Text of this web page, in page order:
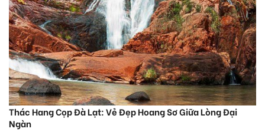
Thác Hang Cọp Đà Lạt: Vẻ Đẹp Hoang Sơ Giữa Lòng Đại
Ngàn